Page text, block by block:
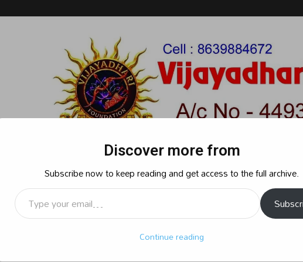
భారత్ రాజకీయం క్రైమ్ బిజినెస్
Discover more from
Subscribe now to keep reading and get access to the full archive.
Type your email…
Continue reading